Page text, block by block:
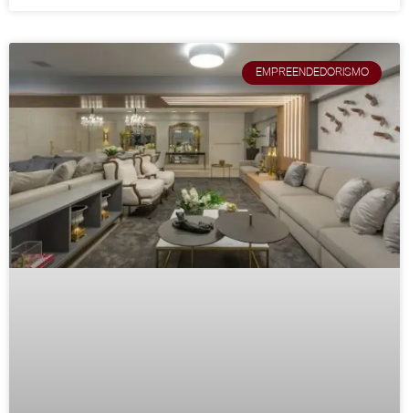
EMPREENDEDORISMO